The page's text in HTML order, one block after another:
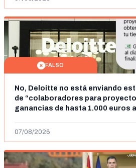
FALSO
No, Deloitte no está enviando
de “colaboradores para
ganancias de hasta 1.000 euros
07/08/2026